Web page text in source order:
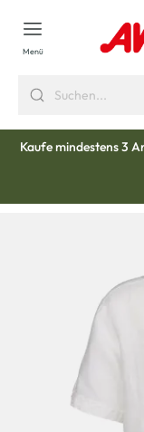
springen
Menü
Kaufe mindestens 3